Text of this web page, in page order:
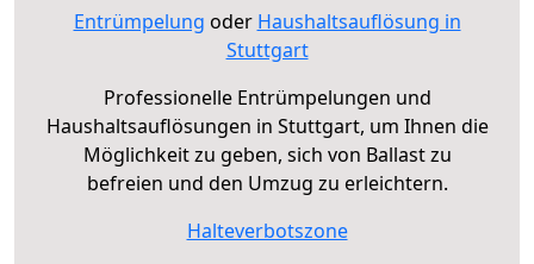
Entrümpelung oder Haushaltsauflösung in
Stuttgart
Professionelle Entrümpelungen und
Haushaltsauflösungen in Stuttgart, um Ihnen die
Möglichkeit zu geben, sich von Ballast zu
befreien und den Umzug zu erleichtern.
Halteverbotszone